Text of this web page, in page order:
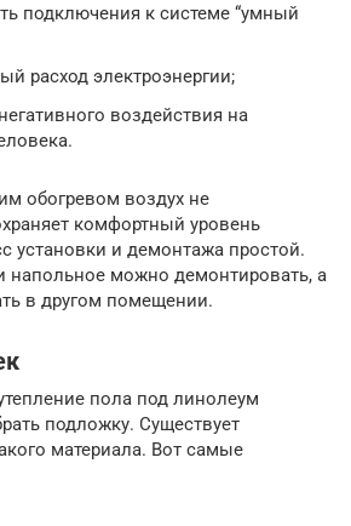
подключения к системе “умный
расход электроэнергии;
воздействия на
обогревом воздух не
комфортный уровень
установки и демонтажа простой.
напольное можно демонтировать, а
в другом помещении.
пола под линолеум
подложку. Существует
материала. Вот самые